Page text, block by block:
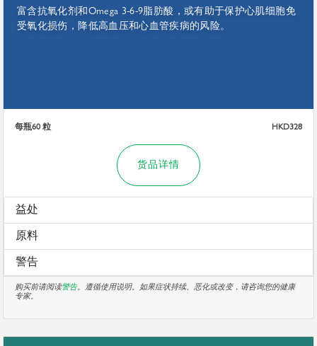
富含抗氧化剂和Omega 3-6-9脂肪酸，或有助于保护心肌细胞免
受氧化损伤，降低高血压和心血管疾病的风险。
每瓶60 粒 HKD328
货品详情
益处
原料
警告
购买前请阅读警告。遵循使用说明。如果症状持续、恶化或改变，请咨询您的健康
专家。